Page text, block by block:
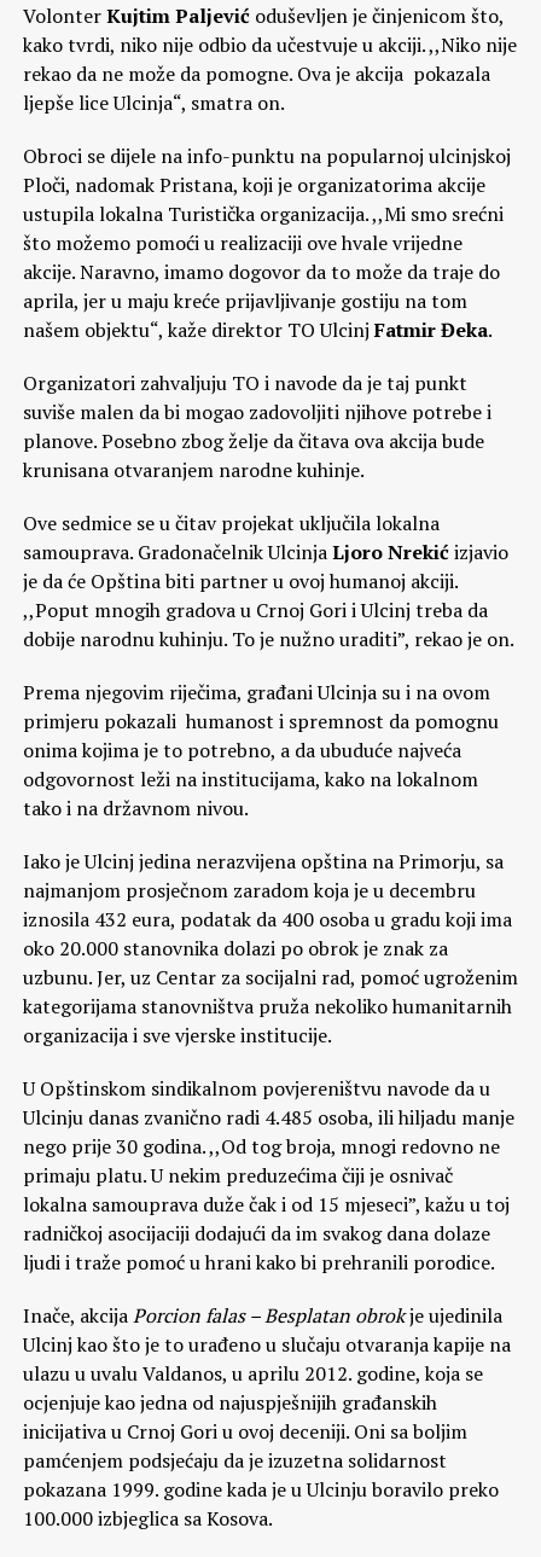
VolonterKujtim Paljevićoduševljen je činjenicom što,
kako tvrdi, niko nije odbio da učestvuje u akciji. ,,Niko nije
rekao da ne može da pomogne. Ova je akcija pokazala
ljepše lice Ulcinja“, smatra on.
Obroci se dijele na info-punktu na popularnoj ulcinjskoj
Ploči, nadomak Pristana, koji je organizatorima akcije
ustupila lokalna Turistička organizacija. ,,Mi smo srećni
što možemo pomoći u realizaciji ove hvale vrijedne
akcije. Naravno, imamo dogovor da to može da traje do
aprila, jer u maju kreće prijavljivanje gostiju na tom
našem objektu“, kaže direktor TO UlcinjFatmir Đeka.
Organizatori zahvaljuju TO i navode da je taj punkt
suviše malen da bi mogao zadovoljiti njihove potrebe i
planove. Posebno zbog želje da čitava ova akcija bude
krunisana otvaranjem narodne kuhinje.
Ove sedmice se u čitav projekat uključila lokalna
samouprava. Gradonačelnik UlcinjaLjoro Nrekićizjavio
je da će Opština biti partner u ovoj humanoj akciji.
,,Poput mnogih gradova u Crnoj Gori i Ulcinj treba da
dobije narodnu kuhinju. To je nužno uraditi”, rekao je on.
Prema njegovim riječima, građani Ulcinja su i na ovom
primjeru pokazali humanost i spremnost da pomognu
onima kojima je to potrebno, a da ubuduće najveća
odgovornost leži na institucijama, kako na lokalnom
tako i na državnom nivou.
Iako je Ulcinj jedina nerazvijena opština na Primorju, sa
najmanjom prosječnom zaradom koja je u decembru
iznosila 432 eura, podatak da 400 osoba u gradu koji ima
oko 20.000 stanovnika dolazi po obrok je znak za
uzbunu. Jer, uz Centar za socijalni rad, pomoć ugroženim
kategorijama stanovništva pruža nekoliko humanitarnih
organizacija i sve vjerske institucije.
U Opštinskom sindikalnom povjereništvu navode da u
Ulcinju danas zvanično radi 4.485 osoba, ili hiljadu manje
nego prije 30 godina. ,,Od tog broja, mnogi redovno ne
primaju platu. U nekim preduzećima čiji je osnivač
lokalna samouprava duže čak i od 15 mjeseci”, kažu u toj
radničkoj asocijaciji dodajući da im svakog dana dolaze
ljudi i traže pomoć u hrani kako bi prehranili porodice.
Inače, akcijaPorcion falas – Besplatan obrokje ujedinila
Ulcinj kao što je to urađeno u slučaju otvaranja kapije na
ulazu u uvalu Valdanos, u aprilu 2012. godine, koja se
ocjenjuje kao jedna od najuspješnijih građanskih
inicijativa u Crnoj Gori u ovoj deceniji. Oni sa boljim
pamćenjem podsjećaju da je izuzetna solidarnost
pokazana 1999. godine kada je u Ulcinju boravilo preko
100.000 izbjeglica sa Kosova.